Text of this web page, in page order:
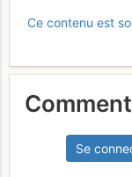
Ce contenu est
Se